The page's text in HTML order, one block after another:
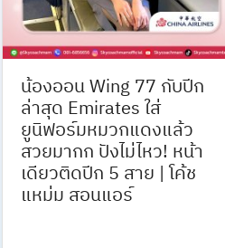
น้องออน Wing 77 กับปีก
ล่าสุด Emirates ใส่
ยูนิฟอร์มหมวกแดงแล้ว
สวยมากก ปังไม่ไหว! หน้า
เดียวติดปีก 5 สาย | โค้ช
แหม่ม สอนแอร์